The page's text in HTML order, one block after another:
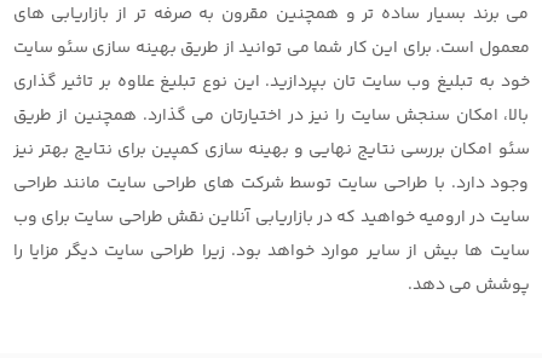
می برند بسیار ساده تر و همچنین مقرون به صرفه تر از بازاریابی های
معمول است. برای این کار شما می توانید از طریق بهینه سازی سئو سایت
خود به تبلیغ وب سایت تان بپردازید. این نوع تبلیغ علاوه بر تاثیر گذاری
بالا، امکان سنجش سایت را نیز در اختیارتان می گذارد. همچنین از طریق
سئو امکان بررسی نتایج نهایی و بهینه سازی کمپین برای نتایج بهتر نیز
وجود دارد. با طراحی سایت توسط شرکت های طراحی سایت مانند طراحی
سایت در ارومیه خواهید که در بازاریابی آنلاین نقش طراحی سایت برای وب
سایت ها بیش از سایر موارد خواهد بود. زیرا طراحی سایت دیگر مزایا را
پوشش می دهد.